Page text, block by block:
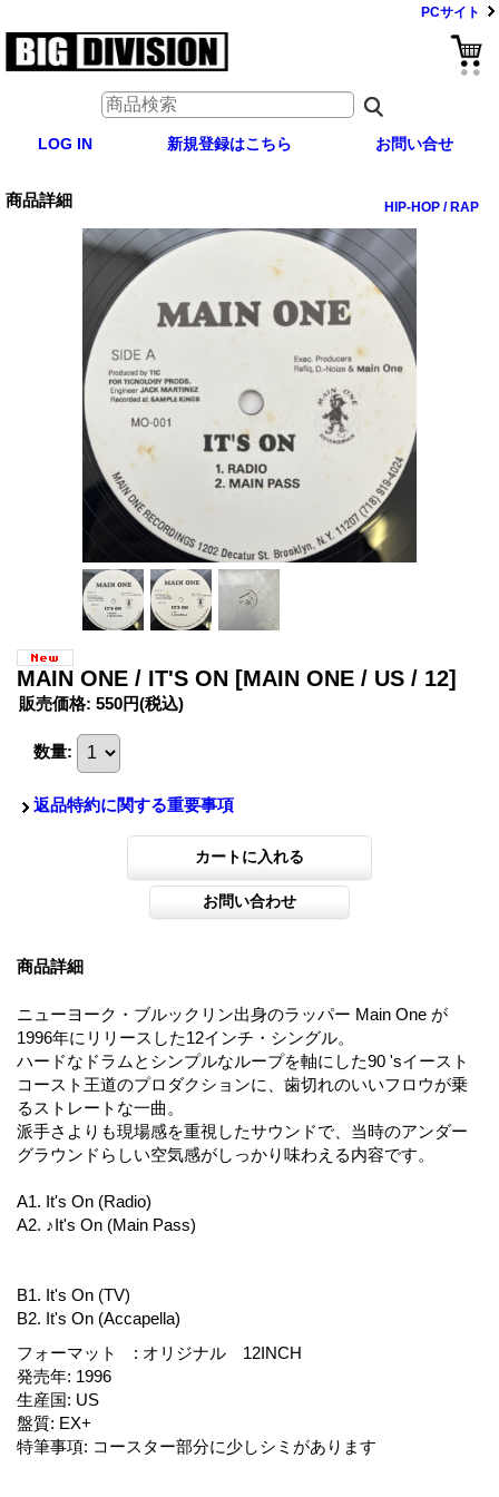
PCサイト
LOG IN 新規登録はこちら お問い合せ
商品詳細 HIP-HOP / RAP
MAIN ONE / IT'S ON [MAIN ONE / US / 12]
販売価格: 550円(税込)
数量:
返品特約に関する重要事項
商品詳細
ニューヨーク・ブルックリン出身のラッパー Main One が
1996年にリリースした12インチ・シングル。
ハードなドラムとシンプルなループを軸にした90 'sイースト
コースト王道のプロダクションに、歯切れのいいフロウが乗
るストレートな一曲。
派手さよりも現場感を重視したサウンドで、当時のアンダー
グラウンドらしい空気感がしっかり味わえる内容です。
A1. It's On (Radio)
A2. ♪It's On (Main Pass)
B1. It's On (TV)
B2. It's On (Accapella)
フォーマット : オリジナル 12INCH
発売年: 1996
生産国: US
盤質: EX+
特筆事項: コースター部分に少しシミがあります